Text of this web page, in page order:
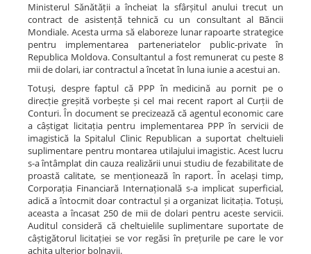
Ministerul Sănătății a încheiat la sfârșitul anului trecut un
contract de asistență tehnică cu un consultant al Băncii
Mondiale. Acesta urma să elaboreze lunar rapoarte strategice
pentru implementarea parteneriatelor public-private în
Republica Moldova. Consultantul a fost remunerat cu peste 8
mii de dolari, iar contractul a încetat în luna iunie a acestui an.
Totuși, despre faptul că PPP în medicină au pornit pe o
direcție greșită vorbește și cel mai recent raport al Curții de
Conturi. În document se precizează că agentul economic care
a câștigat licitația pentru implementarea PPP în servicii de
imagistică la Spitalul Clinic Republican a suportat cheltuieli
suplimentare pentru montarea utilajului imagistic. Acest lucru
s-a întâmplat din cauza realizării unui studiu de fezabilitate de
proastă calitate, se menționează în raport. În același timp,
Corporația Financiară Internațională s-a implicat superficial,
adică a întocmit doar contractul și a organizat licitația. Totuși,
aceasta a încasat 250 de mii de dolari pentru aceste servicii.
Auditul consideră că cheltuielile suplimentare suportate de
câștigătorul licitației se vor regăsi în prețurile pe care le vor
achita ulterior bolnavii.